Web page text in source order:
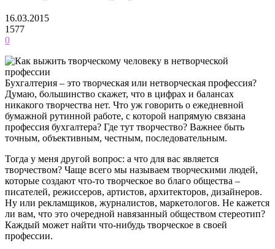
16.03.2015
1577
0
Бухгалтерия – это творческая или нетворческая профессия?
Думаю, большинство скажет, что в цифрах и балансах
никакого творчества нет. Что уж говорить о ежедневной
бумажной рутинной работе, с которой напрямую связана
профессия бухгалтера? Где тут творчество? Важнее быть
точным, объективным, честным, последовательным.
Тогда у меня другой вопрос: а что для вас является
творчеством? Чаще всего мы называем творческими людей,
которые создают что-то творческое во благо общества –
писателей, режиссеров, артистов, архитекторов, дизайнеров.
Ну или рекламщиков, журналистов, маркетологов. Не кажется
ли вам, что это очередной навязанный обществом стереотип?
Каждый может найти что-нибудь творческое в своей
профессии.